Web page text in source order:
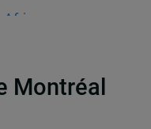
Montréal